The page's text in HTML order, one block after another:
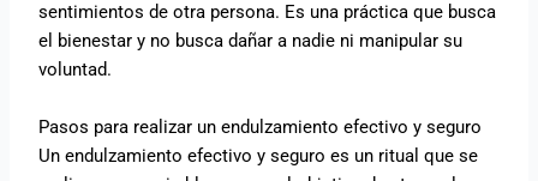
sentimientos de otra persona. Es una práctica que busca
el bienestar y no busca dañar a nadie ni manipular su
voluntad.
Pasos para realizar un endulzamiento efectivo y seguro
Un endulzamiento efectivo y seguro es un ritual que se